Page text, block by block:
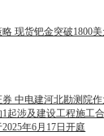
现货钯金突破1800
券 中电建河北勘测院
1起涉及建设工程施工
年6月17日开庭